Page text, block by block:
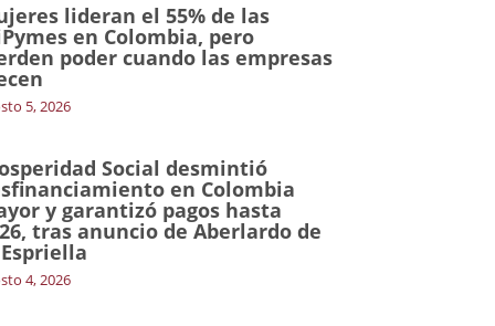
lideran el 55% de las
en Colombia, pero
poder cuando las empresas
5, 2026
Social desmintió
en Colombia
y garantizó pagos hasta
tras anuncio de Aberlardo de
4, 2026